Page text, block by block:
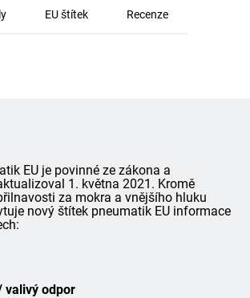
EU štítek Recenze
EU je povinné ze zákona a
1. května 2021. Kromě
za mokra a vnějšího hluku
nový štítek pneumatik EU informace
valivý odpor